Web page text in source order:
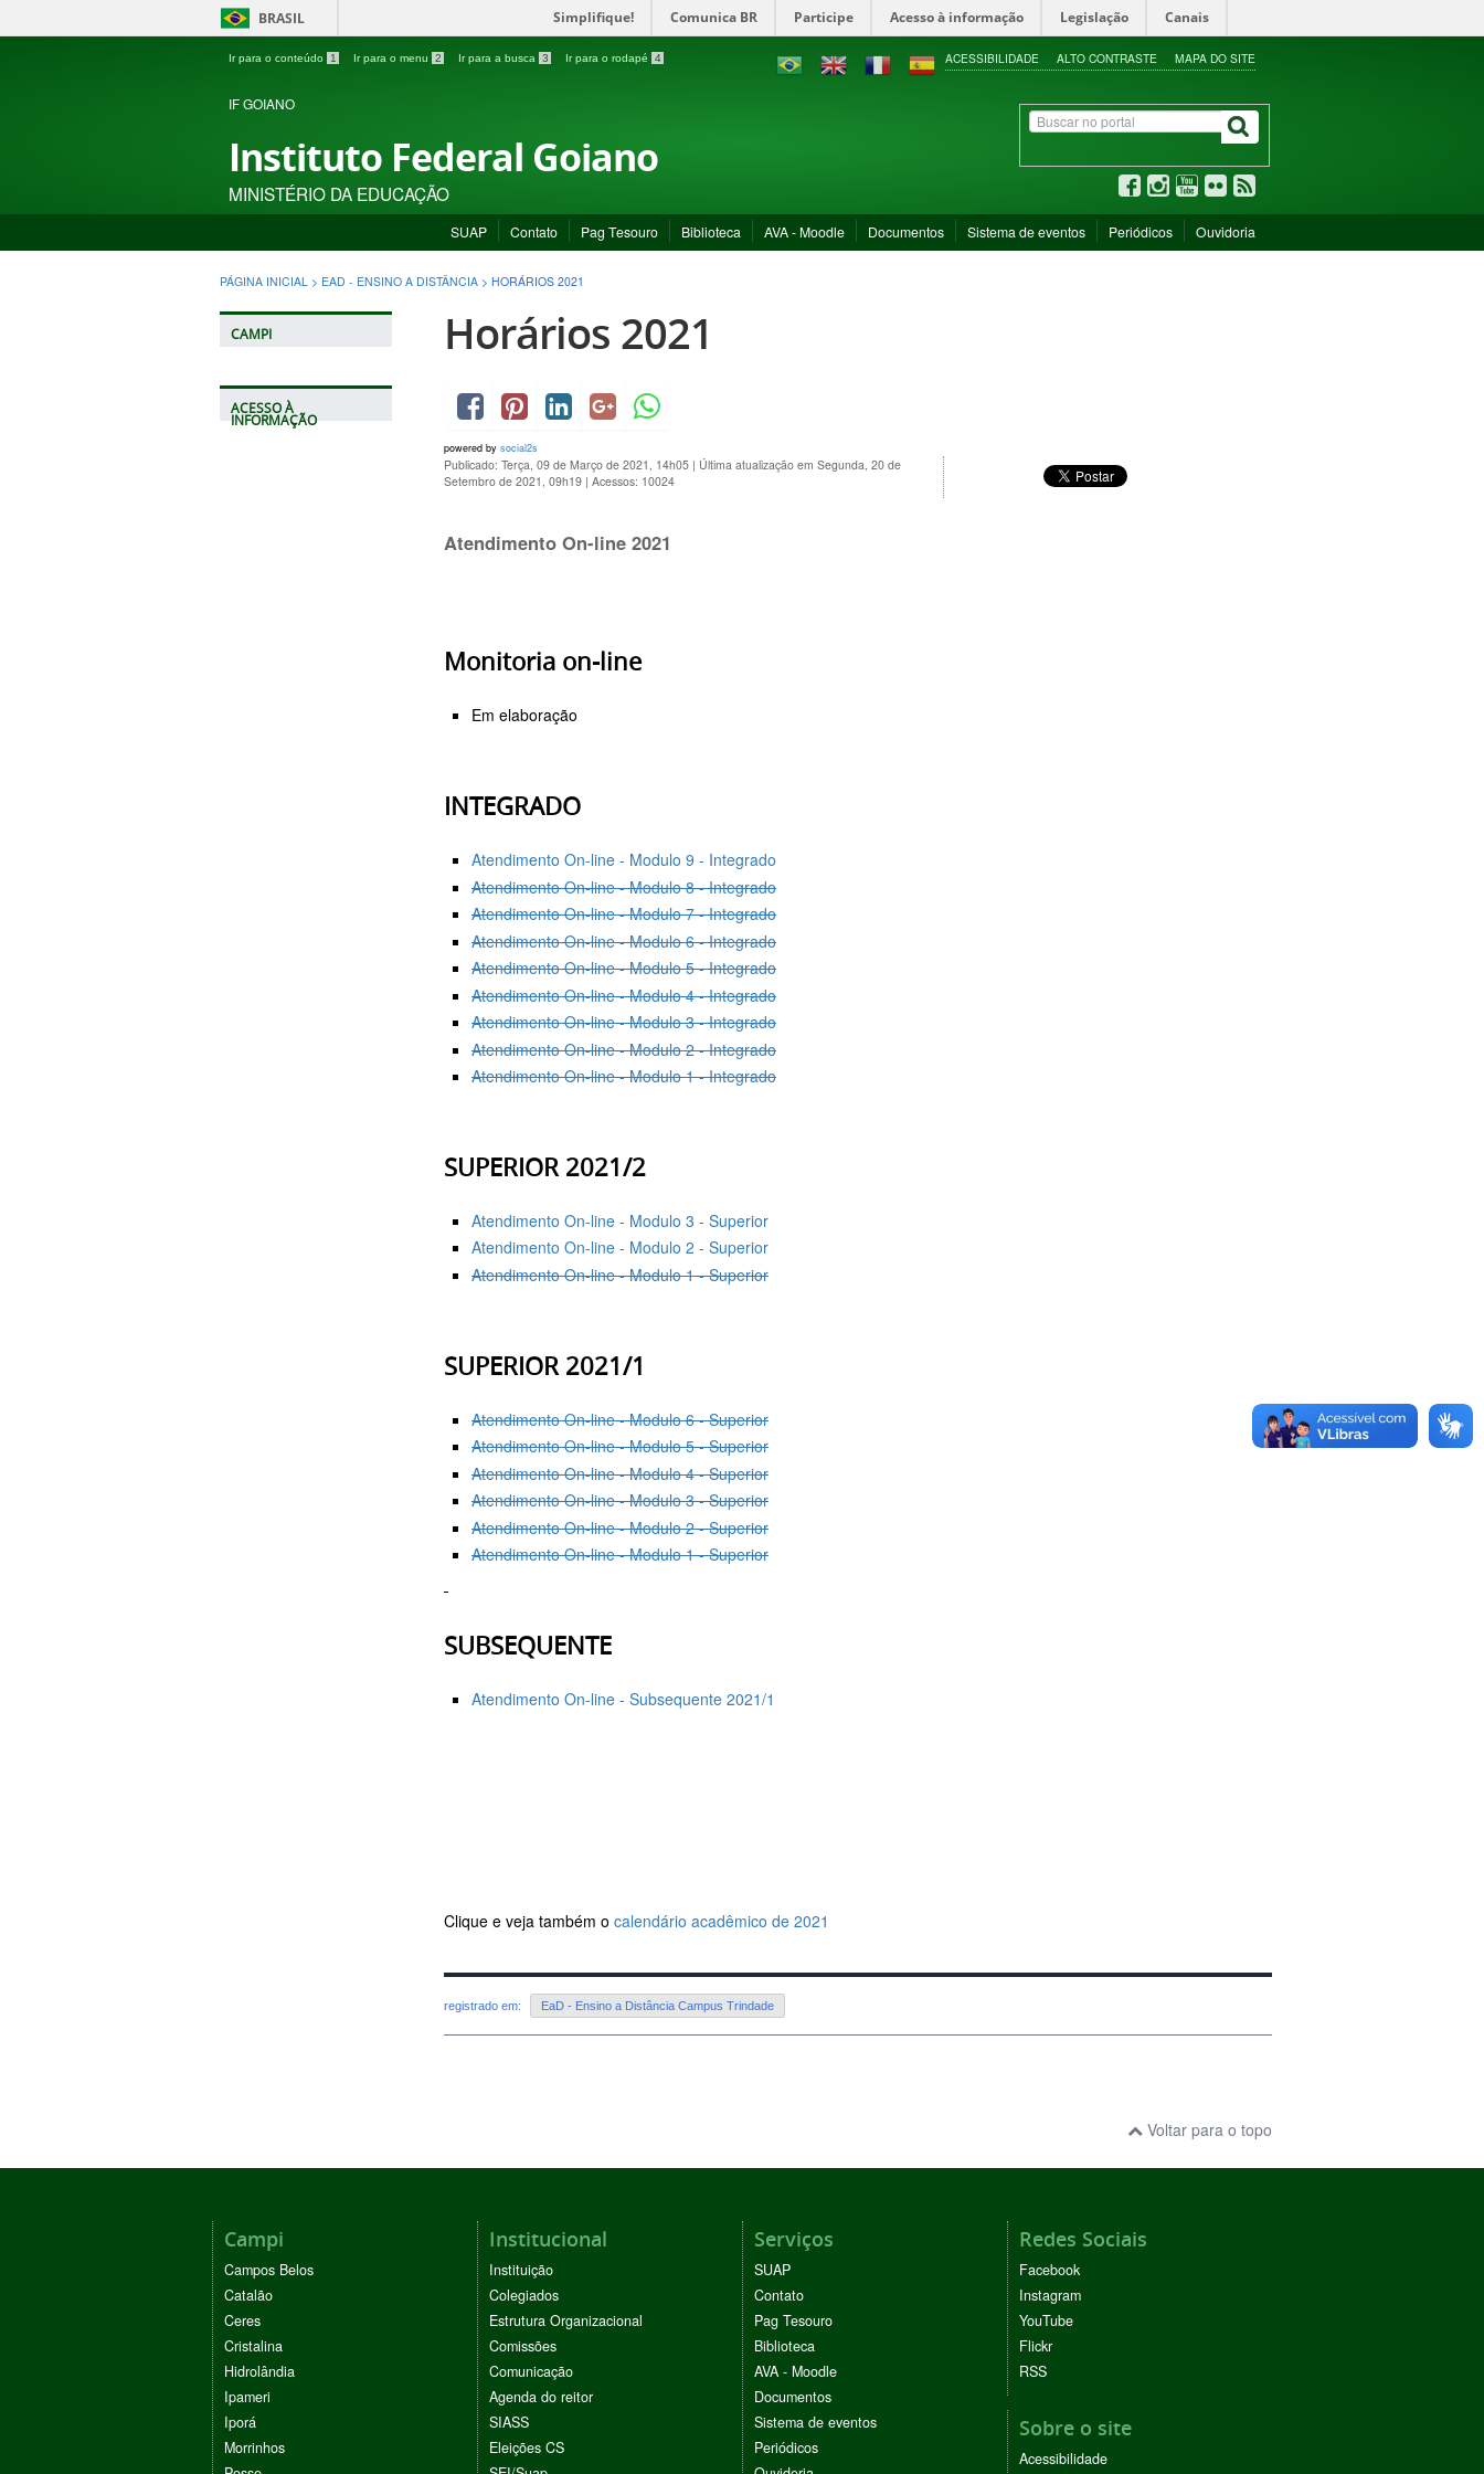
BRASIL Simplifique! Comunica BR Participe Acesso à informação Legislação Canais
Ir para o conteúdo 1 Ir para o menu 2 Ir para a busca 3 Ir para o rodapé 4 ACESSIBILIDADE ALTO CONTRASTE MAPA DO SITE
IF GOIANO
Instituto Federal Goiano
MINISTÉRIO DA EDUCAÇÃO
SUAP Contato Pag Tesouro Biblioteca AVA - Moodle Documentos Sistema de eventos Periódicos Ouvidoria
PÁGINA INICIAL > EAD - ENSINO A DISTÂNCIA > HORÁRIOS 2021
CAMPI
ACESSO À
INFORMAÇÃO
Horários 2021
powered by social2s
Publicado: Terça, 09 de Março de 2021, 14h05 | Última atualização em Segunda, 20 de
Setembro de 2021, 09h19 | Acessos: 10024
Atendimento On-line 2021
Monitoria on-line
Em elaboração
INTEGRADO
Atendimento On-line - Modulo 9 - Integrado
Atendimento On-line - Modulo 8 - Integrado
Atendimento On-line - Modulo 7 - Integrado
Atendimento On-line - Modulo 6 - Integrado
Atendimento On-line - Modulo 5 - Integrado
Atendimento On-line - Modulo 4 - Integrado
Atendimento On-line - Modulo 3 - Integrado
Atendimento On-line - Modulo 2 - Integrado
Atendimento On-line - Modulo 1 - Integrado
SUPERIOR 2021/2
Atendimento On-line - Modulo 3 - Superior
Atendimento On-line - Modulo 2 - Superior
Atendimento On-line - Modulo 1 - Superior
SUPERIOR 2021/1
Atendimento On-line - Modulo 6 - Superior
Atendimento On-line - Modulo 5 - Superior
Atendimento On-line - Modulo 4 - Superior
Atendimento On-line - Modulo 3 - Superior
Atendimento On-line - Modulo 2 - Superior
Atendimento On-line - Modulo 1 - Superior
SUBSEQUENTE
Atendimento On-line - Subsequente 2021/1
Clique e veja também o calendário acadêmico de 2021
registrado em: EaD - Ensino a Distância Campus Trindade
Voltar para o topo
Campi
Campos Belos
Catalão
Ceres
Cristalina
Hidrolândia
Ipameri
Iporá
Morrinhos
Institucional
Instituição
Colegiados
Estrutura Organizacional
Comissões
Comunicação
Agenda do reitor
SIASS
Eleições CS
Serviços
SUAP
Contato
Pag Tesouro
Biblioteca
AVA - Moodle
Documentos
Sistema de eventos
Periódicos
Redes Sociais
Facebook
Instagram
YouTube
Flickr
RSS
Sobre o site
Acessibilidade